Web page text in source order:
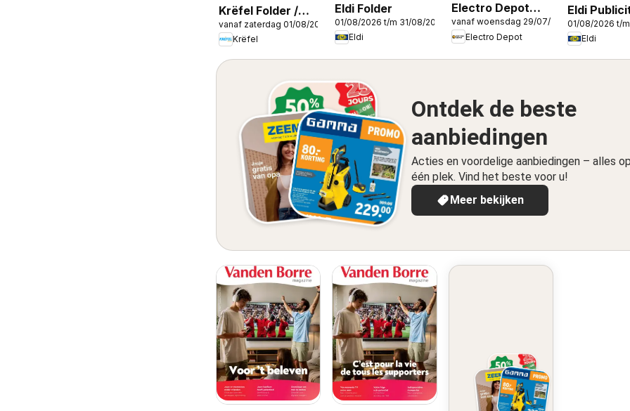
Krëfel Folder /
Publicité
vanaf zaterdag 01/08/2026
Krëfel
Eldi Folder
01/08/2026 t/m 31/08/2026
Eldi
Electro Depot
Publicité
vanaf woensdag 29/07/2026
Electro Depot
Eldi
01/08/2026 t/
Eldi
Ontdek de beste
aanbiedingen
Acties en voordelige aanbiedingen – alles
één plek. Vind het beste voor u!
Meer bekijken